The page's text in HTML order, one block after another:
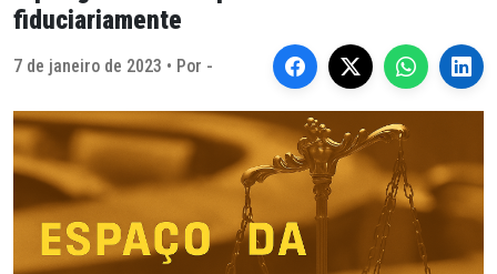
fiduciariamente
7 de janeiro de 2023 • Por -